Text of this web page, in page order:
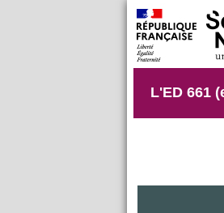
L'ED 661